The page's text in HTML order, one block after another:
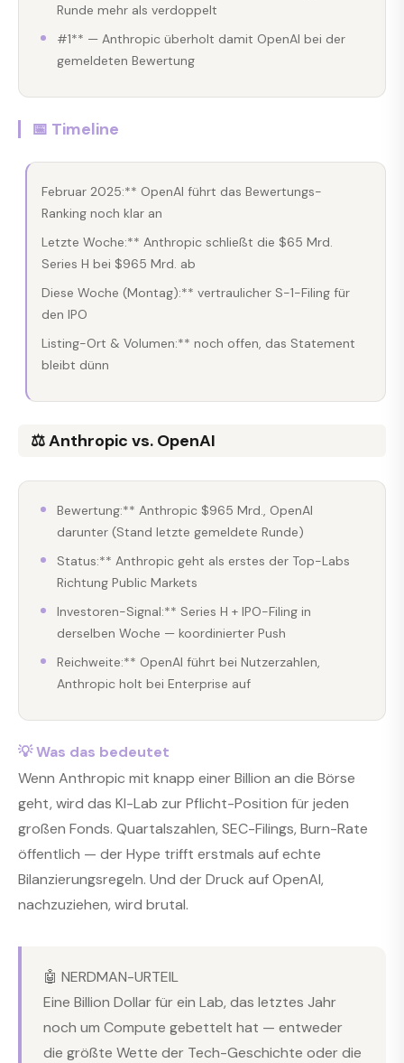
Runde mehr als verdoppelt
#1** — Anthropic überholt damit OpenAI bei der
gemeldeten Bewertung
📅 Timeline
Februar 2025:** OpenAI führt das Bewertungs-
Ranking noch klar an
Letzte Woche:** Anthropic schließt die $65 Mrd.
Series H bei $965 Mrd. ab
Diese Woche (Montag):** vertraulicher S-1-Filing für
den IPO
Listing-Ort & Volumen:** noch offen, das Statement
bleibt dünn
⚖️ Anthropic vs. OpenAI
Bewertung:** Anthropic $965 Mrd., OpenAI
darunter (Stand letzte gemeldete Runde)
Status:** Anthropic geht als erstes der Top-Labs
Richtung Public Markets
Investoren-Signal:** Series H + IPO-Filing in
derselben Woche — koordinierter Push
Reichweite:** OpenAI führt bei Nutzerzahlen,
Anthropic holt bei Enterprise auf
💡 Was das bedeutet
Wenn Anthropic mit knapp einer Billion an die Börse
geht, wird das KI-Lab zur Pflicht-Position für jeden
großen Fonds. Quartalszahlen, SEC-Filings, Burn-Rate
öffentlich — der Hype trifft erstmals auf echte
Bilanzierungsregeln. Und der Druck auf OpenAI,
nachzuziehen, wird brutal.
🤖 NERDMAN-URTEIL
Eine Billion Dollar für ein Lab, das letztes Jahr
noch um Compute gebettelt hat — entweder
die größte Wette der Tech-Geschichte oder die